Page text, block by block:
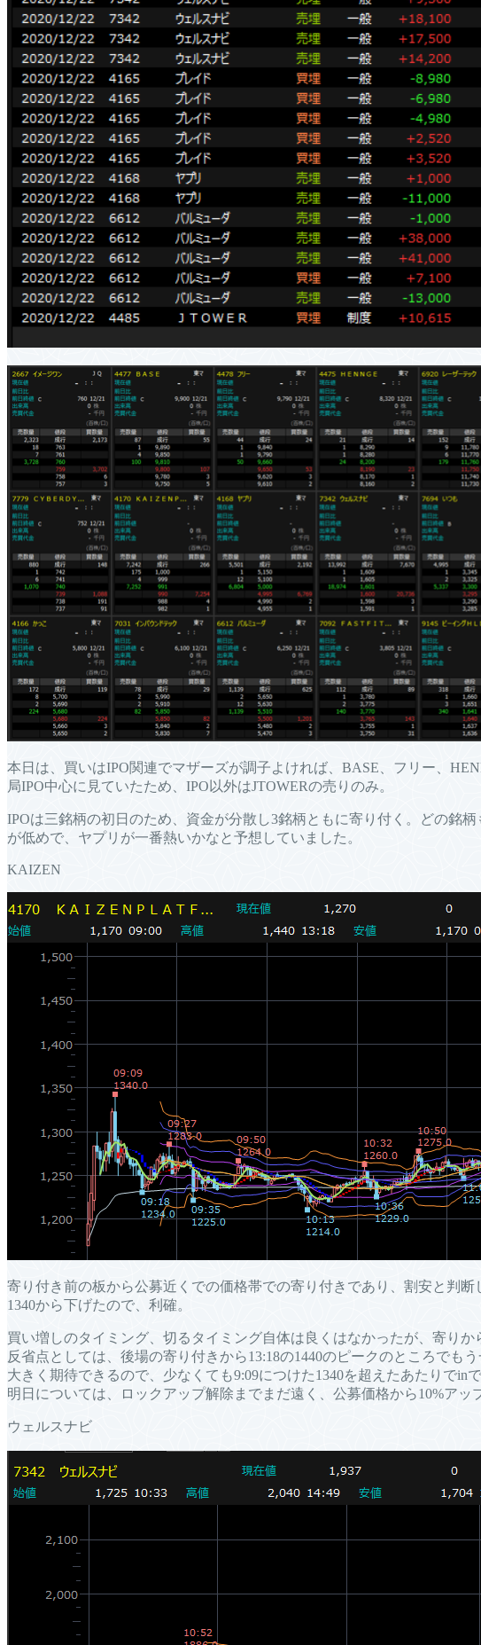
本日は、買いはIPO関連でマザーズが調子よければ、BASE、フリー、
局IPO中心に見ていたため、IPO以外はJTOWERの売りのみ。
IPOは三銘柄の初日のため、資金が分散し3銘柄ともに寄り付く。どの銘
が低めで、ヤプリが一番熱いかなと予想していました。
KAIZEN
寄り付き前の板から公募近くでの価格帯での寄り付きであり、割安と判
1340から下げたので、利確。
買い増しのタイミング、切るタイミング自体は良くはなかったが、寄りか
反省点としては、後場の寄り付きから13:18の1440のピークのところで
大きく期待できるので、少なくても9:09につけた1340を超えたあたりでin
明日については、ロックアップ解除までまだ遠く、公募価格から10%ア
ウェルスナビ